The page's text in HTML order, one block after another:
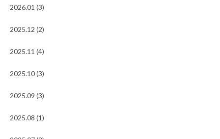
2026.01 (3)
2025.12 (2)
2025.11 (4)
2025.10 (3)
2025.09 (3)
2025.08 (1)